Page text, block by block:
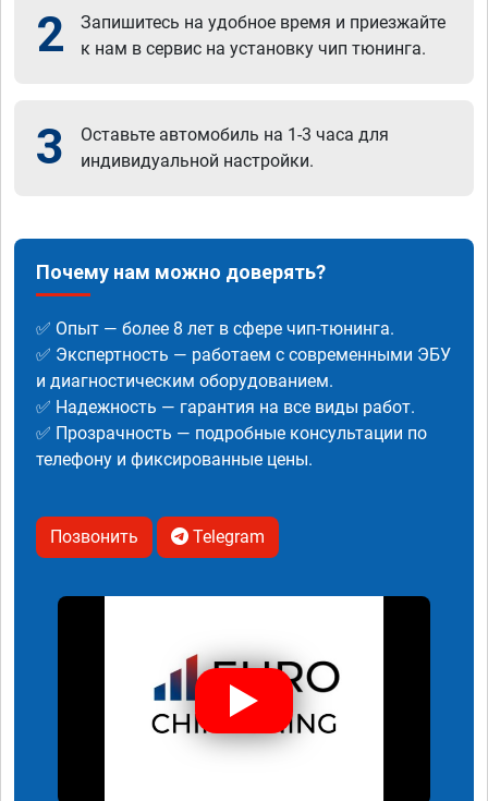
2
Запишитесь на удобное время и приезжайте
к нам в сервис на установку чип тюнинга.
3
Оставьте автомобиль на 1-3 часа для
индивидуальной настройки.
Почему нам можно доверять?
✅ Опыт — более 8 лет в сфере чип-тюнинга.
✅ Экспертность — работаем с современными ЭБУ
и диагностическим оборудованием.
✅ Надежность — гарантия на все виды работ.
✅ Прозрачность — подробные консультации по
телефону и фиксированные цены.
Позвонить Telegram